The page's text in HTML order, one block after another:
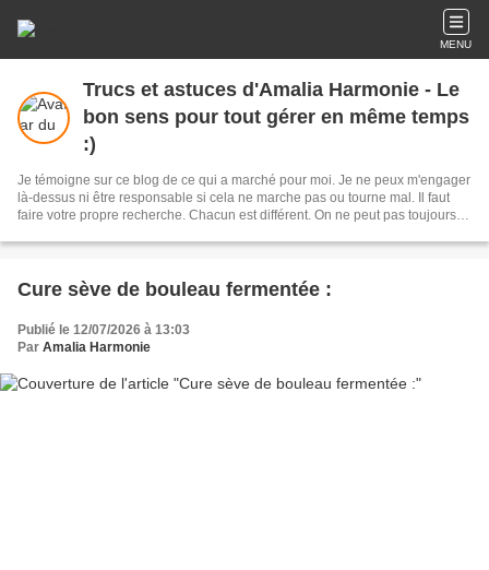
MENU
Trucs et astuces d'Amalia Harmonie - Le
bon sens pour tout gérer en même temps
:)
Je témoigne sur ce blog de ce qui a marché pour moi. Je ne peux m'engager
là-dessus ni être responsable si cela ne marche pas ou tourne mal. Il faut
faire votre propre recherche. Chacun est différent. On ne peut pas toujours
remèdes, recettes et astuces par un(e) sachant(e) et surtout en cas de doute
Cure sève de bouleau fermentée :
Publié le 12/07/2026 à 13:03
Par Amalia Harmonie